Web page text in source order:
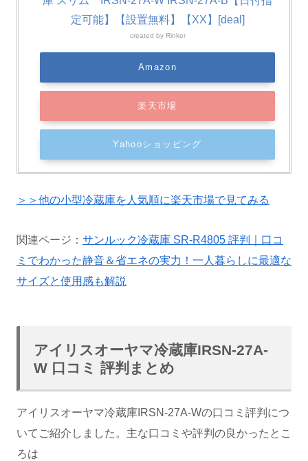
定可能】【設置無料】【XX】[deal]
created by Rinker
Amazon
楽天市場
Yahooショッピング
＞＞他の小型冷蔵庫を人気順に楽天市場で見てみる
関連ページ： サンルック冷蔵庫 SR-R4805 評判｜口コ
ミでわかった静音＆省エネの実力！一人暮らしに最適な
サイズと使用感も解説
アイリスオーヤマ冷蔵庫IRSN-27A-
W 口コミ 評判まとめ
アイリスオーヤマ冷蔵庫IRSN-27A-Wの口コミ評判につ
いてご紹介しました。主な口コミや評判の良かったとこ
ろは